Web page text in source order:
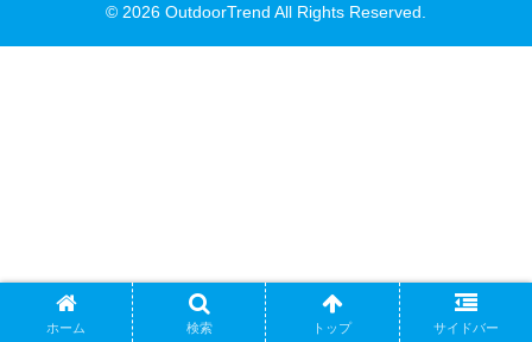
© 2026 OutdoorTrend All Rights Reserved.
ホーム 検索 トップ サイドバー